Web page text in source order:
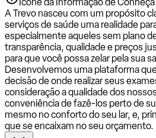
A Trevo nasceu com um propósito
serviços de saúde uma realidade
especialmente aqueles sem plano
transparência, qualidade e preços
para que você possa zelar pela sua
Desenvolvemos uma plataforma
decisão de onde realizar seus
consideração a qualidade dos
conveniência de fazê-los perto de
mesmo no conforto do seu lar, e,
que se encaixam no seu orçamento.